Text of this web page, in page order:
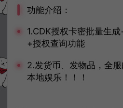
功能介绍：
1.CDK授权卡密批量生
+授权查询功能
2.发货币、发物品，全
本地娱乐！！！